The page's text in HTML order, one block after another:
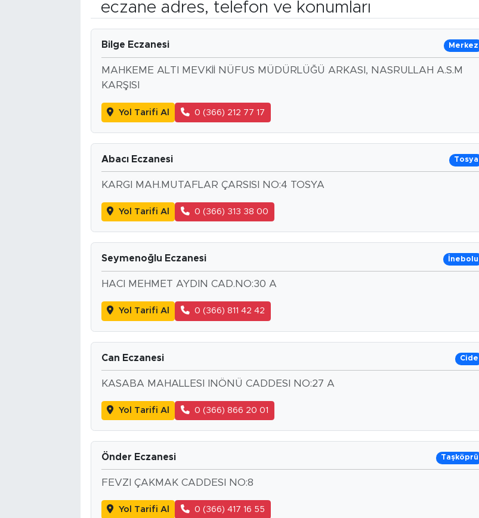
eczane adres, telefon ve konumları
Bilge Eczanesi Merkez
MAHKEME ALTI MEVKİİ NÜFUS MÜDÜRLÜĞÜ ARKASI, NASRULLAH A.S.M
KARŞISI
Yol Tarifi Al 0 (366) 212 77 17
Abacı Eczanesi Tosya
KARGI MAH.MUTAFLAR ÇARSISI NO:4 TOSYA
Yol Tarifi Al 0 (366) 313 38 00
Seymenoğlu Eczanesi İnebolu
HACI MEHMET AYDIN CAD.NO:30 A
Yol Tarifi Al 0 (366) 811 42 42
Can Eczanesi Cide
KASABA MAHALLESI INÖNÜ CADDESI NO:27 A
Yol Tarifi Al 0 (366) 866 20 01
Önder Eczanesi Taşköprü
FEVZI ÇAKMAK CADDESI NO:8
Yol Tarifi Al 0 (366) 417 16 55